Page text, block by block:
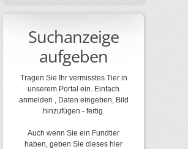
Suchanzeige
aufgeben
Tragen Sie Ihr vermisstes Tier in
unserem Portal ein. Einfach
anmelden , Daten eingeben, Bild
hinzufügen - fertig.
Auch wenn Sie ein Fundtier
haben, geben Sie dieses hier